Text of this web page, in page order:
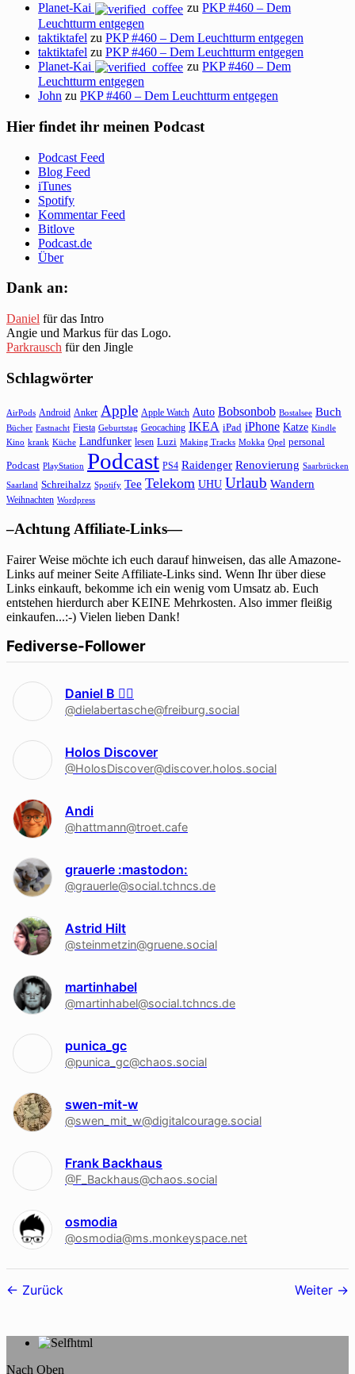
Planet-Kai zuPKP #460 – Dem
Leuchtturm entgegen
taktiktafel zu PKP #460 – Dem Leuchtturm entgegen
taktiktafel zu PKP #460 – Dem Leuchtturm entgegen
Planet-Kai
zuPKP #460 – Dem
Leuchtturm entgegen
John zu PKP #460 – Dem Leuchtturm entgegen
Hier findet ihr meinen Podcast
Podcast Feed
Blog Feed
iTunes
Spotify
Kommentar Feed
Bitlove
Podcast.de
Über
Dank an:
Daniel für das Intro
Angie und Markus für das Logo.
Parkrausch für den Jingle
Schlagwörter
AirPods Android Anker Apple Apple Watch Auto Bobsonbob Bostalsee Buch
Bücher Fastnacht Fiesta Geburtstag Geocaching IKEA iPad iPhone Katze Kindle
Kino krank Küche Landfunker lesen Luzi Making Tracks Mokka Opel personal
Podcast PlayStation Podcast PS4 Raidenger Renovierung Saarbrücken
Saarland Schreihalzz Spotify Tee Telekom UHU Urlaub Wandern
Weihnachten Wordpress
–Achtung Affiliate-Links—
Fairer Weise möchte ich euch darauf hinweisen, das alle Amazone-
Links auf meiner Seite Affiliate-Links sind. Wenn Ihr über diese
Links einkauft, bekomme ich ein wenig vom Umsatz ab. Euch
entstehen hierdurch aber KEINE Mehrkosten. Also immer fleißig
einkaufen...:-) Vielen lieben Dank!
Fediverse-Follower
Daniel B 🏳‍🌈
@dielabertasche@freiburg.social
Holos Discover
@HolosDiscover@discover.holos.social
Andi
@hattmann@troet.cafe
grauerle :mastodon:
@grauerle@social.tchncs.de
Astrid Hilt
@steinmetzin@gruene.social
martinhabel
@martinhabel@social.tchncs.de
punica_gc
@punica_gc@chaos.social
swen-mit-w
@swen_mit_w@digitalcourage.social
Frank Backhaus
@F_Backhaus@chaos.social
osmodia
@osmodia@ms.monkeyspace.net
Follower-
Zurück Weiter
Nach Oben